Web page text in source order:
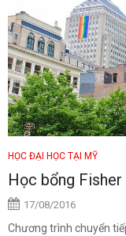
HỌC ĐẠI HỌC TẠI MỸ
Học bổng
17/08/2016
Chương trình chuyển